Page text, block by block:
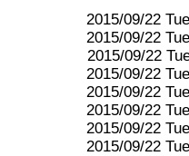
2015/09/22 Tue
2015/09/22 Tue
2015/09/22
2015/09/22 Tue
2015/09/22 Tue
2015/09/22 Tue
2015/09/22 Tue
2015/09/22 Tue